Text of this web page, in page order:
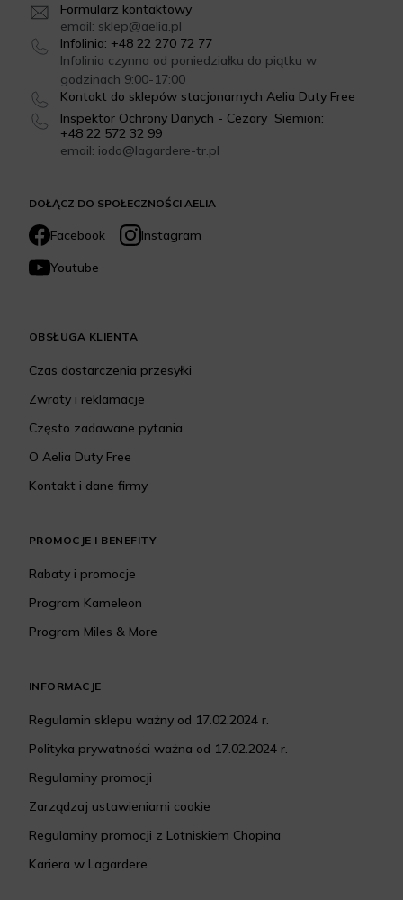
DOŁĄCZ DO SPOŁECZNOŚCI AELIA
Facebook
Instagram
Youtube
Formularz kontaktowy
email: sklep@aelia.pl
Infolinia: +48 22 270 72 77
Infolinia czynna od poniedziałku do piątku w
godzinach 9:00-17:00
Kontakt do sklepów stacjonarnych Aelia Duty Free
Inspektor Ochrony Danych - Cezary Siemion:
+48 22 572 32 99
email: iodo@lagardere-tr.pl
OBSŁUGA KLIENTA
Czas dostarczenia przesyłki
Zwroty i reklamacje
Często zadawane pytania
O Aelia Duty Free
Kontakt i dane firmy
PROMOCJE I BENEFITY
Rabaty i promocje
Program Kameleon
Program Miles & More
INFORMACJE
Regulamin sklepu ważny od 17.02.2024 r.
Polityka prywatności ważna od 17.02.2024 r.
Regulaminy promocji
Zarządzaj ustawieniami cookie
Regulaminy promocji z Lotniskiem Chopina
Kariera w Lagardere